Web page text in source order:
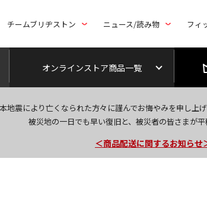
チームブリヂストン ニュース/読み物 フィ
オンラインストア商品一覧
地震により亡くなられた方々に謹んでお悔やみを申し上
被災地の一日でも早い復旧と、被災者の皆さまが
今なら新規会員登録で1,000
＜商品配送に関するお知らせ
＜夏季休暇中のご注文・発送